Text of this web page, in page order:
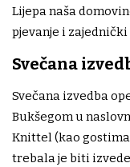
Lijepa naša
pjevanje i
Svečana
Svečana izvedba
Bukšegom u
Knittel (kao
trebala je biti